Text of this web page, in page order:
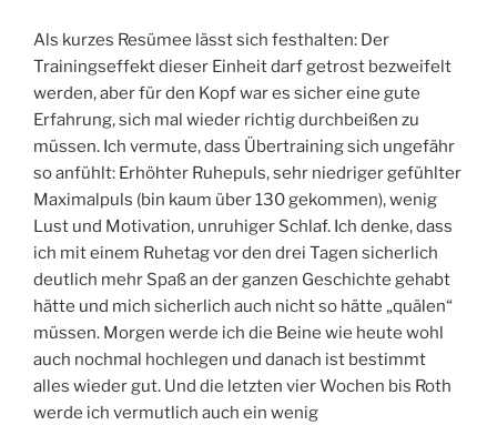
Als kurzes Resümee lässt sich festhalten: Der
Trainingseffekt dieser Einheit darf getrost bezweifelt
werden, aber für den Kopf war es sicher eine gute
Erfahrung, sich mal wieder richtig durchbeißen zu
müssen. Ich vermute, dass Übertraining sich ungefähr
so anfühlt: Erhöhter Ruhepuls, sehr niedriger gefühlter
Maximalpuls (bin kaum über 130 gekommen), wenig
Lust und Motivation, unruhiger Schlaf. Ich denke, dass
ich mit einem Ruhetag vor den drei Tagen sicherlich
deutlich mehr Spaß an der ganzen Geschichte gehabt
hätte und mich sicherlich auch nicht so hätte „quälen“
müssen. Morgen werde ich die Beine wie heute wohl
auch nochmal hochlegen und danach ist bestimmt
alles wieder gut. Und die letzten vier Wochen bis Roth
werde ich vermutlich auch ein wenig